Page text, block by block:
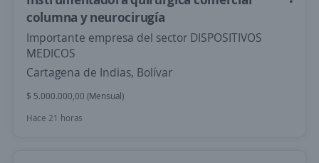
columna y neurocirugía
Importante empresa del sector DISPOSITIVOS
MEDICOS
Cartagena de Indias, Bolívar
$ 5.000.000,00 (Mensual)
Hace 21 horas